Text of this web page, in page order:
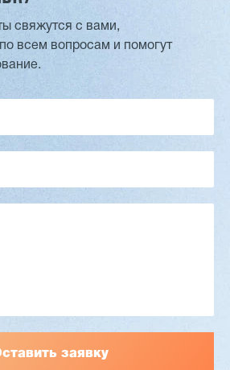
MX6015
свяжутся с вами,
всем вопросам и помогут